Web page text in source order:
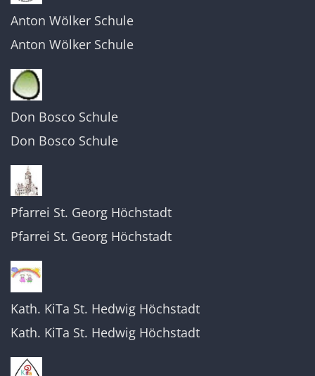
Anton Wölker Schule
Anton Wölker Schule
Don Bosco Schule
Don Bosco Schule
Pfarrei St. Georg Höchstadt
Pfarrei St. Georg Höchstadt
Kath. KiTa St. Hedwig Höchstadt
Kath. KiTa St. Hedwig Höchstadt